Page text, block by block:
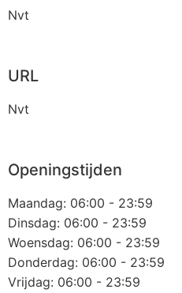
Nvt
URL
Nvt
Openingstijden
Maandag: 06:00 - 23:59
Dinsdag: 06:00 - 23:59
Woensdag: 06:00 - 23:59
Donderdag: 06:00 - 23:59
Vrijdag: 06:00 - 23:59